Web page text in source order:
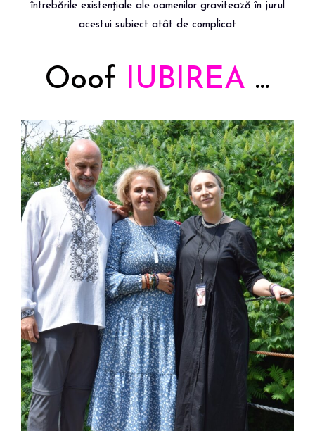
întrebările existențiale ale oamenilor gravitează în jurul
acestui subiect atât de complicat
Ooof IUBIREA ...